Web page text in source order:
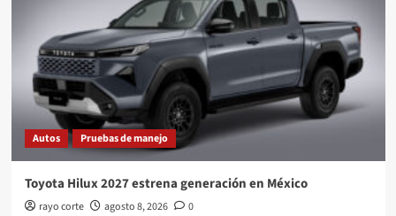
Autos Pruebas de manejo
Toyota Hilux 2027 estrena generación en México
rayo corte agosto 8, 2026 0